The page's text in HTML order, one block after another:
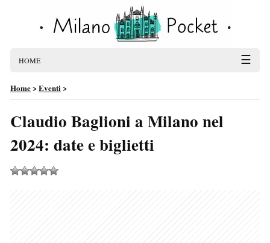
HOME ☰
Home>Eventi>
Claudio Baglioni a Milano nel
2024: date e biglietti